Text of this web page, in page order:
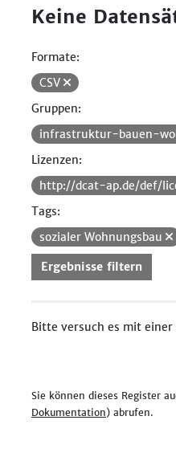
Keine
Formate:
CSV
Gruppen:
infrastruktur-bauen-
Lizenzen:
http://dcat-ap.de/def/
Tags:
sozialer Wohnungsbau
Ergebnisse filtern
Bitte versuch es mit einer
Sie können dieses Register
Dokumentation) abrufen.